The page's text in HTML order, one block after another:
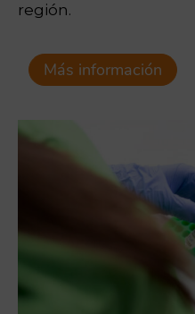
región.
Más información